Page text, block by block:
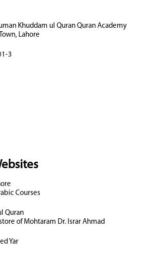
Khuddam ul Quran Quran Academy
Lahore
3
Courses
Quran
of Mohtaram Dr. Israr Ahmad
Yar